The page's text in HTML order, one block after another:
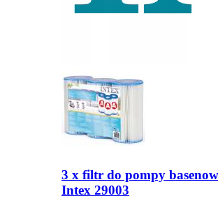
3 x filtr do pompy
Intex 29003